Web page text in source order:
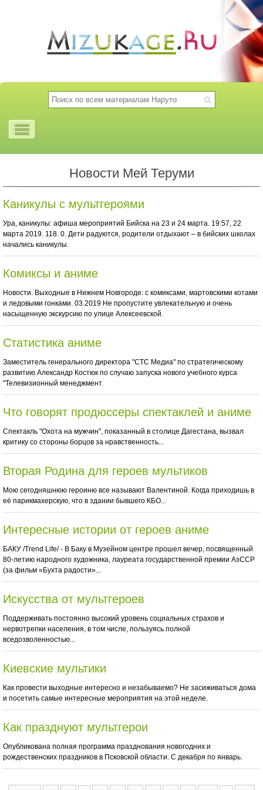
Новости Мей Теруми
Каникулы с мультгероями
Ура, каникулы: афиша мероприятий Бийска на 23 и 24 марта. 19:57, 22
марта 2019. 118. 0. Дети радуются, родители отдыхают – в бийских школах
начались каникулы.
Комиксы и аниме
Новости. Выходные в Нижнем Новгороде: с комиксами, мартовскими котами
и ледовыми гонками. 03.2019 Не пропустите увлекательную и очень
насыщенную экскурсию по улице Алексеевской.
Статистика аниме
Заместитель генерального директора "СТС Медиа" по стратегическому
развитию Александр Костюк по случаю запуска нового учебного курса
"Телевизионный менеджмент.
Что говорят продюссеры спектаклей и аниме
Спектакль "Охота на мужчин", показанный в столице Дагестана, вызвал
критику со стороны борцов за нравственность...
Вторая Родина для героев мультиков
Мою сегодняшнюю героиню все называют Валентиной. Когда приходишь в
её парикмахерскую, что в здании бывшего КБО...
Интересные истории от героев аниме
БАКУ /Trend Life/ - В Баку в Музейном центре прошел вечер, посвященный
80-летию народного художника, лауреата государственной премии АзССР
(за фильм «Бухта радости»...
Искусства от мультгероев
Поддерживать постоянно высокий уровень социальных страхов и
нервотрепки населения, в том числе, пользуясь полной
вседозволенностью...
Киевские мультики
Как провести выходные интересно и незабываемо? Не засиживаться дома
и посетить самые интересные мероприятия на этой неделе.
Как празднуют мультгерои
Опубликована полная программа празднования новогодних и
рождественских праздников в Псковской области. С декабря по январь.